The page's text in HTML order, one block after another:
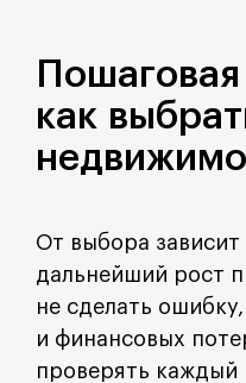
как
От выбора
дальнейший рост
не сделать
и финансовых
проверять каждый